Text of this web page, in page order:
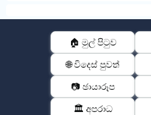
🏠 මුල් පිටුව
🌐 විදෙස් පුවත්
📷 ඡායාරූප
🏛️ අපරාධ